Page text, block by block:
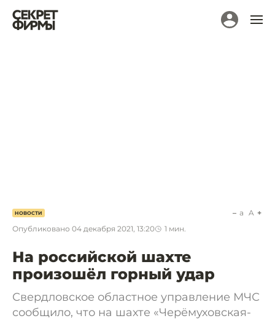
НОВОСТИ
Опубликовано 04 декабря 2021, 13:20 1 мин.
a A
На российской шахте
произошёл горный удар
Свердловское областное управление МЧС
сообщило, что на шахте «Черёмуховская-